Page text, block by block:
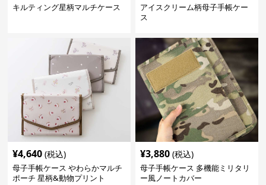
キルティング星柄マルチケース
アイスクリーム柄母子手帳ケー
ス
¥4,640 (税込)
母子手帳ケース やわらかマルチ
ポーチ 星柄&動物プリント
¥3,880 (税込)
母子手帳ケース 多機能ミリタリ
ー風ノートカバー